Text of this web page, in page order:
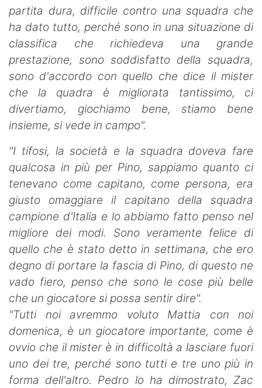
partita dura, difficile contro una squadra che
ha dato tutto, perché sono in una situazione di
classifica che richiedeva una grande
prestazione, sono soddisfatto della squadra,
sono d'accordo con quello che dice il mister
che la quadra è migliorata tantissimo, ci
divertiamo, giochiamo bene, stiamo bene
insieme, si vede in campo".
"I tifosi, la società e la squadra doveva fare
qualcosa in più per Pino, sappiamo quanto ci
tenevano come capitano, come persona, era
giusto omaggiare il capitano della squadra
campione d'Italia e lo abbiamo fatto penso nel
migliore dei modi. Sono veramente felice di
quello che è stato detto in settimana, che ero
degno di portare la fascia di Pino, di questo ne
vado fiero, penso che sono le cose più belle
che un giocatore si possa sentir dire".
"Tutti noi avremmo voluto Mattia con noi
domenica, è un giocatore importante, come è
ovvio che il mister è in difficoltà a lasciare fuori
uno dei tre, perché sono tutti e tre uno più in
forma dell'altro. Pedro lo ha dimostrato, Zac